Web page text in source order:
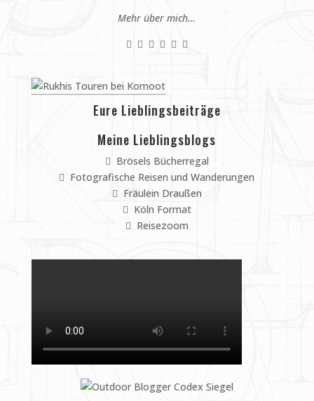
Mehr über mich…
Eure Lieblingsbeiträge
Meine Lieblingsblogs
Brösels Bücherregal
Fotografische Reisen und Wanderungen
Fräulein Draußen
Köln Format
Reisezoom